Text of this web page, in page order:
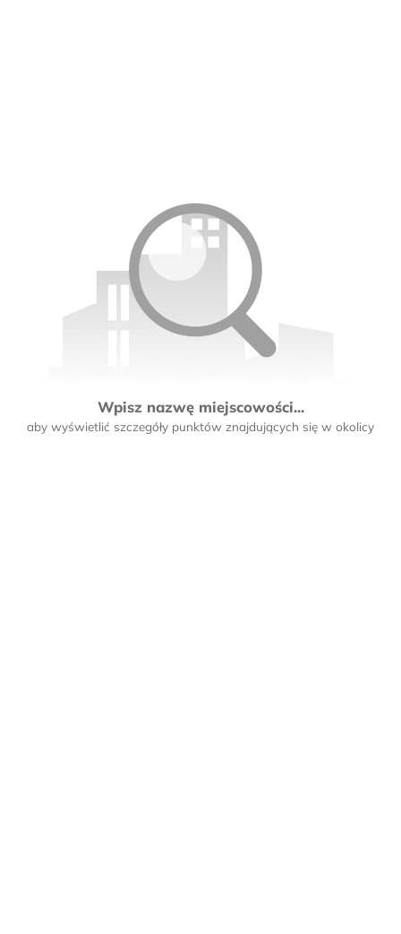
Wpisz nazwę miejscowości...
aby wyświetlić szczegóły punktów znajdujących się w okolicy